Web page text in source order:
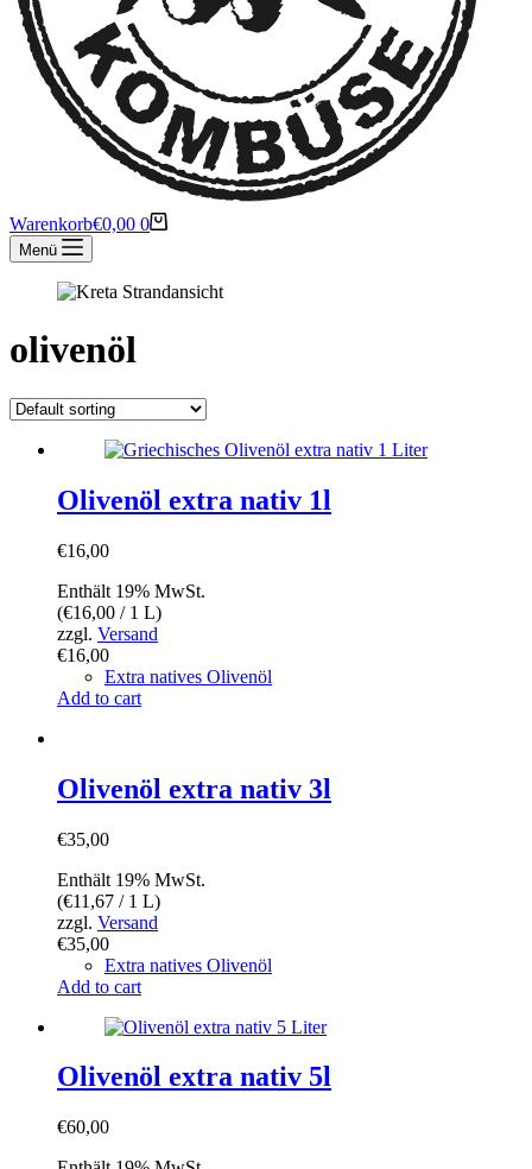
Warenkorb€0,00 0
Menü
olivenöl
Olivenöl extra nativ 1l
€16,00
Enthält 19% MwSt.
(€16,00 / 1 L)
zzgl. Versand
€16,00
Extra natives Olivenöl
Add to cart
Olivenöl extra nativ 3l
€35,00
Enthält 19% MwSt.
(€11,67 / 1 L)
zzgl. Versand
€35,00
Extra natives Olivenöl
Add to cart
Olivenöl extra nativ 5l
€60,00